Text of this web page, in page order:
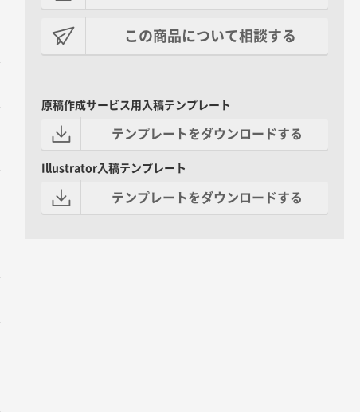
この商品について相談する
原稿作成サービス用入稿テンプレート
テンプレートをダウンロードする
Illustrator入稿テンプレート
テンプレートをダウンロードする